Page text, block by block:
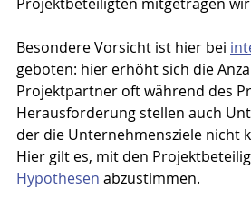
Besondere Vorsicht ist hier bei
geboten: hier erhöht sich die
Projektpartner oft während des
Herausforderung stellen auch
der die Unternehmensziele nicht
Hier gilt es, mit den
Hypothesen abzustimmen.